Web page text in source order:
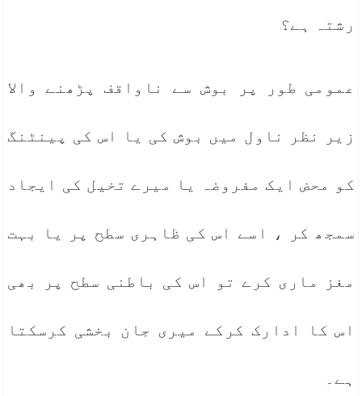
رشتہ ہے؟
عمومی طور پر بوش سے ناواقف پڑھنے والا
زیر نظر ناول میں بوش کی یا اس کی پینٹنگ
کو محض ایک مفروضہ یا میرے تخیل کی ایجاد
سمجھ کر ، اسے اس کی ظاہری سطح پر یا بہت
مغز ماری کرے تو اس کی باطنی سطح پر بھی
اس کا ادارک کرکے میری جان بخشی کرسکتا
ہے۔